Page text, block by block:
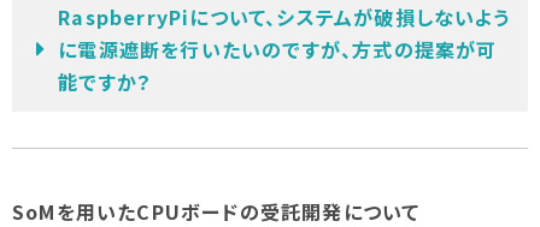
RaspberryPiについて、システムが破損しないよう
に電源遮断を行いたいのですが、方式の提案が可
能ですか？
SoMを用いたCPUボードの受託開発について